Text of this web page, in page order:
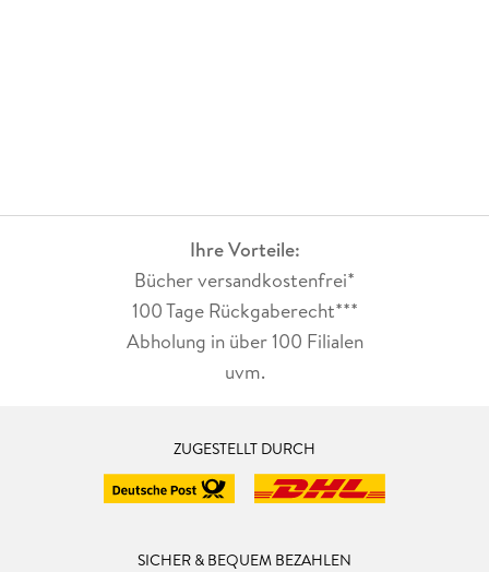
Ihre Vorteile:
Bücher versandkostenfrei*
100 Tage Rückgaberecht***
Abholung in über 100 Filialen
uvm.
ZUGESTELLT DURCH
SICHER & BEQUEM BEZAHLEN